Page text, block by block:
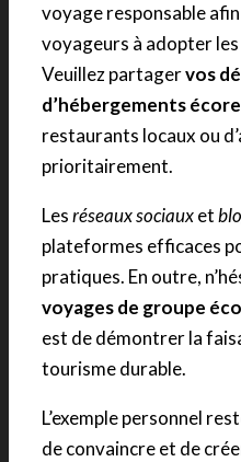
voyage responsable
voyageurs à adopter
Veuillez partagervos
d’hébergements
restaurants locaux ou
prioritairement.
Lesréseaux sociauxet
plateformes efficaces
pratiques. En outre,
voyages de groupe
est de démontrer la
tourisme durable.
L’exemple personnel
de convaincre et de